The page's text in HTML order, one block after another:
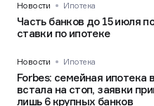
Новости Ипотека
Часть банков до 15 июля
ставки по ипотеке
Новости Ипотека
Forbes: семейная ипотека
встала на стоп, заявки
лишь 6 крупных банков